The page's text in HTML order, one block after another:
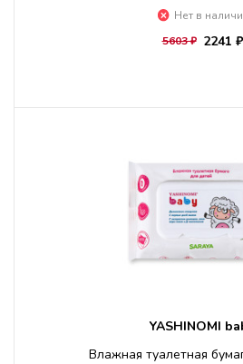
Нет в
5603 ₽ 2241 ₽
YASHINOMI
Влажная туалетная